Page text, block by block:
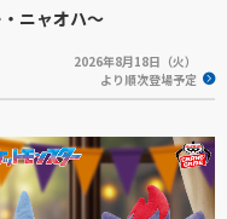
ニャオハ～
2026年8月18日（火）
より順次登場予定